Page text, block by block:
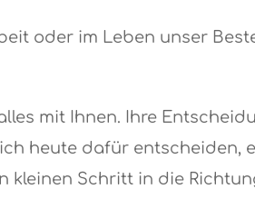
oder im Leben unser
mit Ihnen. Ihre
heute dafür entscheiden,
kleinen Schritt in die